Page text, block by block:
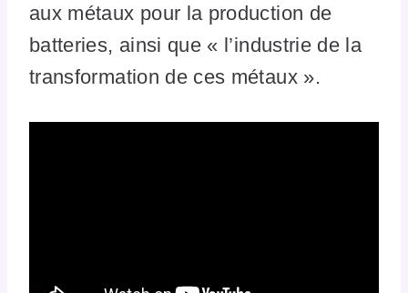
aux métaux pour la production de
batteries, ainsi que « l’industrie de la
transformation de ces métaux ».